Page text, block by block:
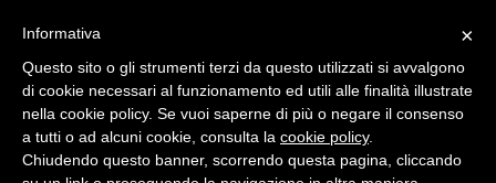
×
Informativa
Questo sito o gli strumenti terzi da questo utilizzati si avvalgono
di cookie necessari al funzionamento ed utili alle finalità illustrate
nella cookie policy. Se vuoi saperne di più o negare il consenso
a tutti o ad alcuni cookie, consulta la cookie policy.
Chiudendo questo banner, scorrendo questa pagina, cliccando